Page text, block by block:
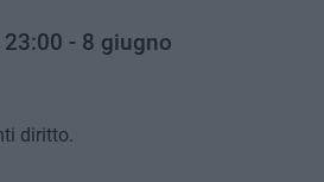
- 8 giugno
diritto.